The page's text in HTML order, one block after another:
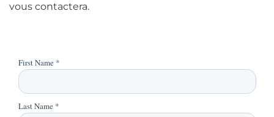
vous contactera.